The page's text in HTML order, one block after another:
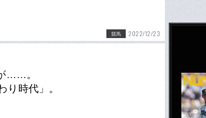
競馬 2022/12/23
……。
り時代」。